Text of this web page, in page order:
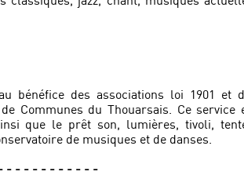
bénéfice des associations loi 1901 et
Communes du Thouarsais. Ce service
que le prêt son, lumières, tivoli,
de musiques et de danses.
- - - - - - - - - - -